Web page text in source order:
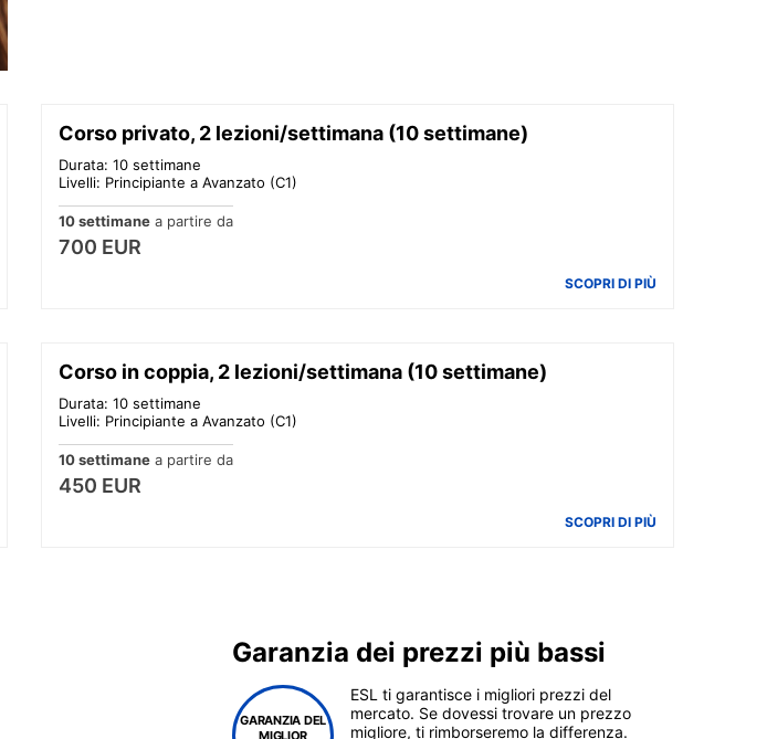
Corso privato, 2 lezioni/settimana (10 settimane)
Durata: 10 settimane
Livelli: Principiante a Avanzato (C1)
10 settimane a partire da
700 EUR
SCOPRI DI PIÙ
Corso in coppia, 2 lezioni/settimana (10 settimane)
Durata: 10 settimane
Livelli: Principiante a Avanzato (C1)
10 settimane a partire da
450 EUR
SCOPRI DI PIÙ
Garanzia dei prezzi più bassi
GARANZIA DEL
MIGLIOR
ESL ti garantisce i migliori prezzi del
mercato. Se dovessi trovare un prezzo
migliore, ti rimborseremo la differenza.